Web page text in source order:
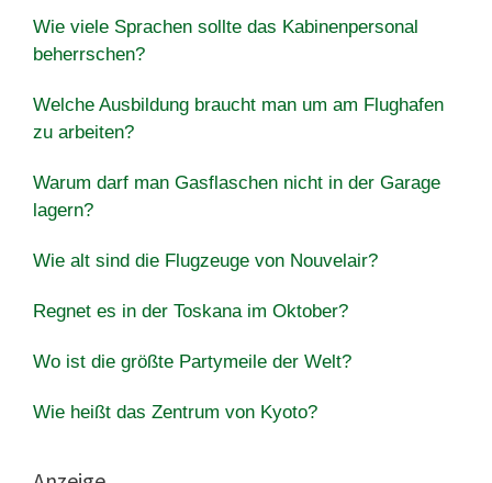
Wie viele Sprachen sollte das Kabinenpersonal
beherrschen?
Welche Ausbildung braucht man um am Flughafen
zu arbeiten?
Warum darf man Gasflaschen nicht in der Garage
lagern?
Wie alt sind die Flugzeuge von Nouvelair?
Regnet es in der Toskana im Oktober?
Wo ist die größte Partymeile der Welt?
Wie heißt das Zentrum von Kyoto?